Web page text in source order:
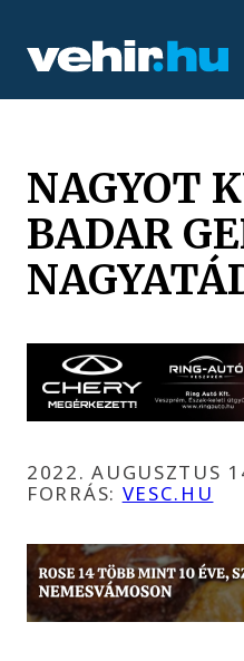
NAGYOT
BADAR
2022. AUGUSZTUS
FORRÁS: VESC.HU